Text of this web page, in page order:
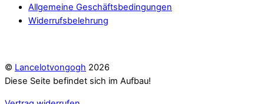
Allgemeine Geschäftsbedingungen
Widerrufsbelehrung
© Lancelotvongogh 2026
Diese Seite befindet sich im Aufbau!